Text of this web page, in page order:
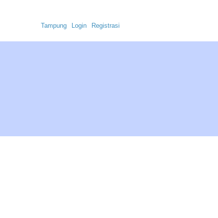
Tampung Login Registrasi